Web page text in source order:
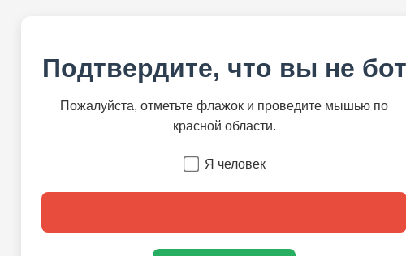
Подтвердите, что вы не бот
Пожалуйста, отметьте флажок и проведите мышью по
красной области.
Я человек